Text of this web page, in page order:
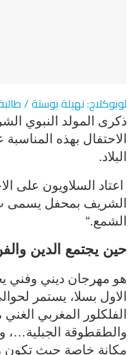
لوبوكلاج: نهيلة بوستة /
ذكرى المولد النبوي
الاحتفال بهذه
البلاد.
اعتاد السلاويون على
الشريف بمحفل يسمى
الشمع“.
حين يجتمع الدين
هو مهرجان ديني وفني
الاول بسلا، يستمر
الفلكلور المغربي
والطقطوقة الجبلية…،
مكانة خاصة حيث تكون